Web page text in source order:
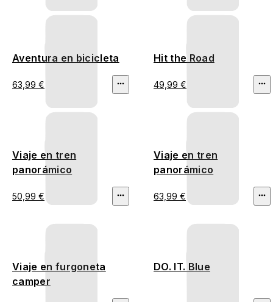
Aventura en bicicleta
63,99 €
Hit the Road
49,99 €
Viaje en tren
panorámico
50,99 €
Viaje en tren
panorámico
63,99 €
Viaje en furgoneta
camper
DO. IT. Blue